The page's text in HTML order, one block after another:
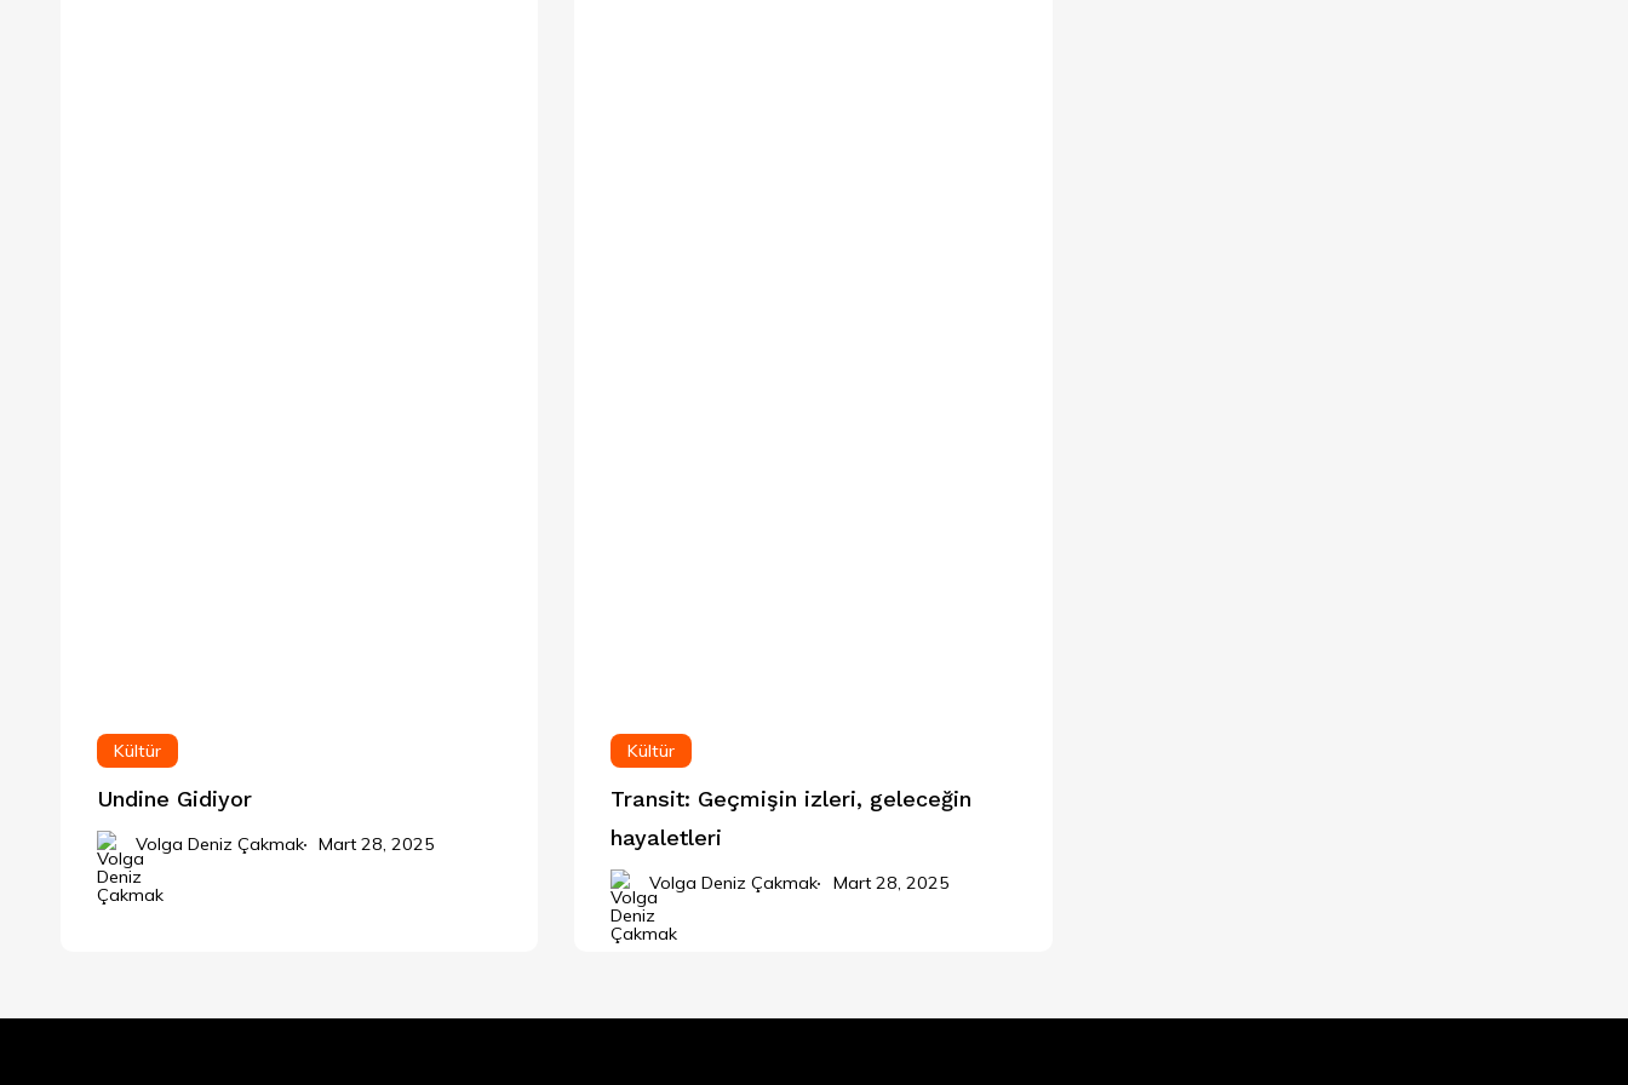
Kültür
Undine Gidiyor
Volga Deniz Çakmak Mart 28, 2025
Kültür
Transit: Geçmişin izleri, geleceğin
hayaletleri
Volga Deniz Çakmak Mart 28, 2025